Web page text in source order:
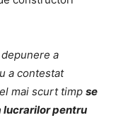
a
a contestat
mai scurt timp se
lucrarilor pentru